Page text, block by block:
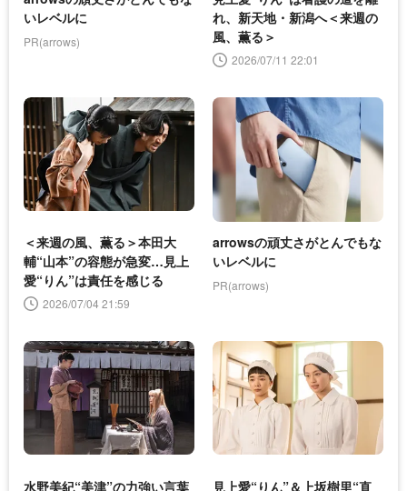
いレベルに
PR(arrows)
れ、新天地・新潟へ＜来週の
風、薫る＞
2026/07/11 22:01
＜来週の風、薫る＞本田大
輔“山本”の容態が急変…見上
愛“りん”は責任を感じる
2026/07/04 21:59
arrowsの頑丈さがとんでもな
いレベルに
PR(arrows)
水野美紀“美津”の力強い言葉 見上愛“りん”＆上坂樹里“直